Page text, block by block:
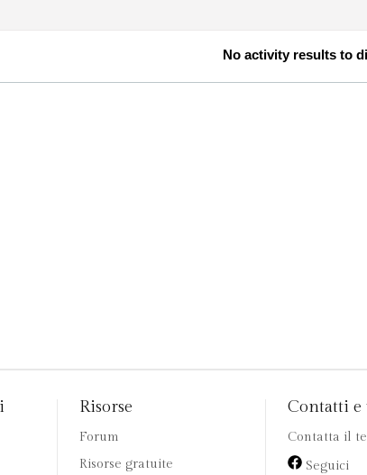
No activity results to
Risorse
Forum
Risorse gratuite
Contatti e
Contatta il
Seguici